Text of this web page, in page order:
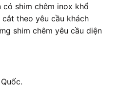
shim chêm inox khổ
theo yêu cầu khách
shim chêm yêu cầu diện